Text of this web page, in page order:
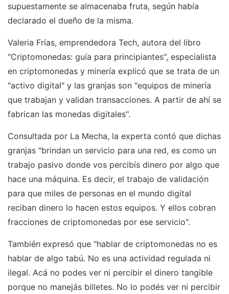
supuestamente se almacenaba fruta, según había
declarado el dueño de la misma.
Valeria Frías, emprendedora Tech, autora del libro
"Criptomonedas: guía para principiantes", especialista
en criptomonedas y minería explicó que se trata de un
"activo digital" y las granjas son "equipos de minería
que trabajan y validan transacciones. A partir de ahí se
fabrican las monedas digitales".
Consultada por La Mecha, la experta contó que dichas
granjas "brindan un servicio para una red, es como un
trabajo pasivo donde vos percibís dinero por algo que
hace una máquina. Es decir, el trabajo de validación
para que miles de personas en el mundo digital
reciban dinero lo hacen estos equipos. Y ellos cobran
fracciones de criptomonedas por ese servicio".
También expresó que "hablar de criptomonedas no es
hablar de algo tabú. No es una actividad regulada ni
ilegal. Acá no podes ver ni percibir el dinero tangible
porque no manejás billetes. No lo podés ver ni percibir